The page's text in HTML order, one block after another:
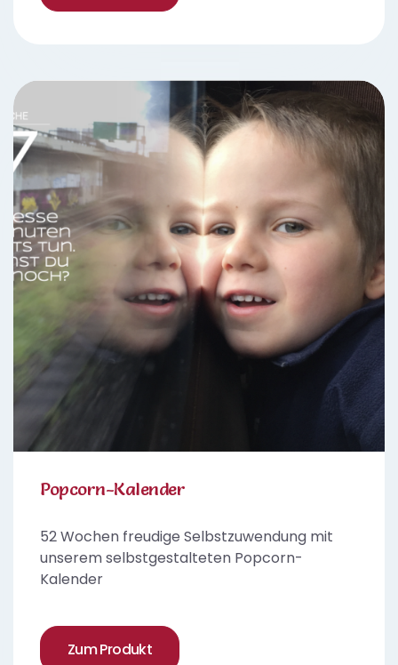
Popcorn-Kalender
52 Wochen freudige Selbstzuwendung mit
unserem selbstgestalteten Popcorn-
Kalender
Zum Produkt